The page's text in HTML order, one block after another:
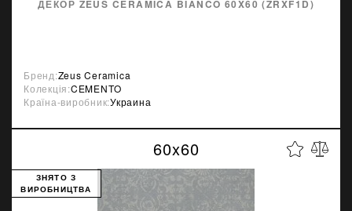
ДЕКОР ZEUS CERAMICA BIANCO 60X60 (ZRXF1D)
Бренд:Zeus Ceramica
Колекція:CEMENTO
Країна-виробник:Украина
60x60
ЗНЯТО З
ВИРОБНИЦТВА